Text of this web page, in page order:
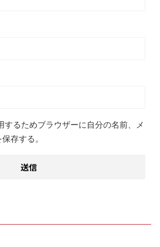
するためブラウザーに自分の名前、メ
存する。